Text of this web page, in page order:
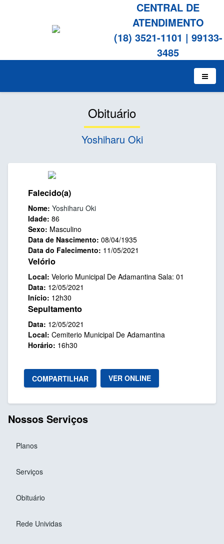
CENTRAL DE
ATENDIMENTO
(18) 3521-1101 | 99133-
3485
Obituário
Yoshiharu Oki
Falecido(a)
Nome: Yoshiharu Oki
Idade: 86
Sexo: Masculino
Data de Nascimento: 08/04/1935
Data do Falecimento: 11/05/2021
Velório
Local: Velorio Municipal De Adamantina Sala: 01
Data: 12/05/2021
Início: 12h30
Sepultamento
Data: 12/05/2021
Local: Cemiterio Municipal De Adamantina
Horário: 16h30
COMPARTILHAR VER ONLINE
Nossos Serviços
Planos
Serviços
Obituário
Rede Unividas